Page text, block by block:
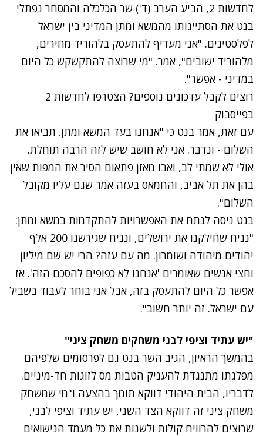
לחדשות 2, הביע הערב (ד') שר הכלכלה והמסחר נפתלי
בנט את הסתייגותו מהמשא ומתן המדיני בין ישראל
לפלסטינים. "אני מעדיף להתעסק בלהוריד מחירים,
מלהוריד ישובים", אמר. "מי שרוצה להתקשקש כל היום
במדיני - אפשר".
רוצים לקבל עדכונים נוספים? הצטרפו לחדשות 2
בפייסבוק
עם זאת, אמר בנט כי "אנחנו בעד המשא ומתן. תביאו את
השלום - ונדבר. אני לא חושב שיש לזה הרבה תוחלת.
אולי לא שמתי לב, ואבו מאזן פתאום הסיר את המפות שאין
בהן את תל אביב, והחמאס בעזה אמר שגם עליו מקובל
השלום".
בנט ניסה לנתח את האפשרויות להתקדמות במשא ומתן:
"נניח שחילקנו את ירושלים, ונניח שגירשנו 200 אלף
יהודים מיהודה ושומרון. מה עם עזה? הרי יש שם מיליון
וחצי אנשים שאומרים 'אנחנו לא כפופים להסכם הזה'. אז
אפשר כל היום להתעסק בזה, אבל אני בוחר לעבוד בשביל
עם ישראל. זה יותר חשוב".
"יש עתיד וציפי לבני משחקים משחק ציני"
בהמשך הראיון, הגיב השר בנט גם לפרסומים שלפיהם
מפלגתו מתנגדת להעניק הטבות מס לזוגות חד-מיניים.
לדבריו, הבית היהודי דווקא תומך בהצעה ו"מי שמשחק
משחק ציני זה דווקא הצד השני, יש עתיד וציפי לבני,
שרוצים להרוויח קולות ולשנות את כל מעמד הנישואים